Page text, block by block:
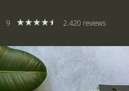
9 2.420 reviews